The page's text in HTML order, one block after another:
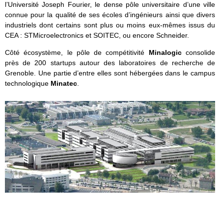
l’Université Joseph Fourier, le dense pôle universitaire d’une ville
connue pour la qualité de ses écoles d’ingénieurs ainsi que divers
industriels dont certains sont plus ou moins eux-mêmes issus du
CEA : STMicroelectronics et SOITEC, ou encore Schneider.
Côté écosystème, le pôle de compétitivité Minalogicconsolide
près de 200 startups autour des laboratoires de recherche de
Grenoble. Une partie d’entre elles sont hébergées dans le campus
technologique Minatec.